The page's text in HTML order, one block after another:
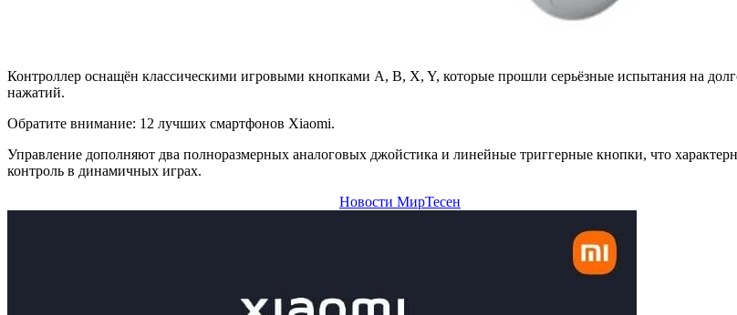
Контроллер оснащён классическими игровыми кнопками A, B, X, Y, которые прошли серьёзные испытания на
нажатий.
Обратите внимание: 12 лучших смартфонов Xiaomi.
Управление дополняют два полноразмерных аналоговых джойстика и линейные триггерные кнопки, что
контроль в динамичных играх.
Новости МирТесен